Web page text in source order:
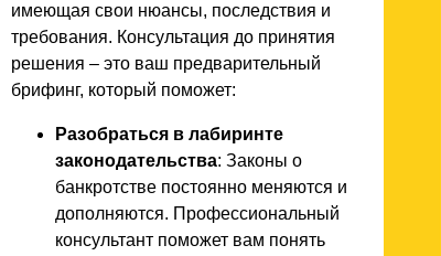
имеющая свои нюансы, последствия и
требования. Консультация до принятия
решения – это ваш предварительный
брифинг, который поможет:
Разобраться в лабиринте
законодательства: Законы о
банкротстве постоянно меняются и
дополняются. Профессиональный
консультант поможет вам понять